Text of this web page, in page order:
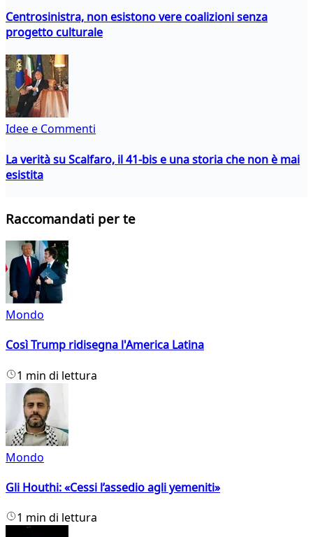
Centrosinistra, non esistono vere coalizioni senza
progetto culturale
Idee e Commenti
La verità su Scalfaro, il 41-bis e una storia che non è mai
esistita
Raccomandati per te
Mondo
Così Trump ridisegna l'America Latina
1 min di lettura
Mondo
Gli Houthi: «Cessi l’assedio agli yemeniti»
1 min di lettura